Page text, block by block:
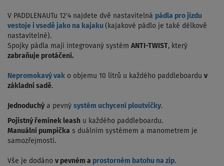
V PADDLENAUTu 12'4 najdete dvě nastavitelná pádla pro jízdu
vestoje i vsedě jako na kajaku (kajakové pádlo je také délkově
nastavitelné).
Spojky pádla mají integrovaný systém ANTI-TWIST, který
zabraňuje protáčení.
Nepromokavý vak o objemu 10 litrů u každého paddleboardu v
základní sadě.
Jednoduchý a pevný systém uchycení ploutvičky.
Pojistný řemínek leash u každého paddleboardu.
Manuální pumpička s duálním systémem a manometrem je
samozřejmostí.
Vše je dodáno v pevném a prostorném batohu na zip.